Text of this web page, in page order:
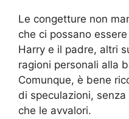
Le congetture non
che ci possano
Harry e il padre, altri
ragioni personali alla
Comunque, è bene
di speculazioni,
che le avvalori.